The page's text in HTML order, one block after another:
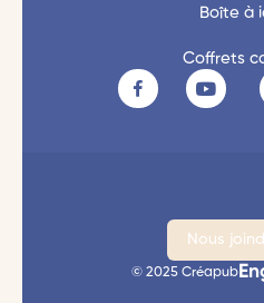
Boîte à
Coffrets
Nous
© 2025 Créapub